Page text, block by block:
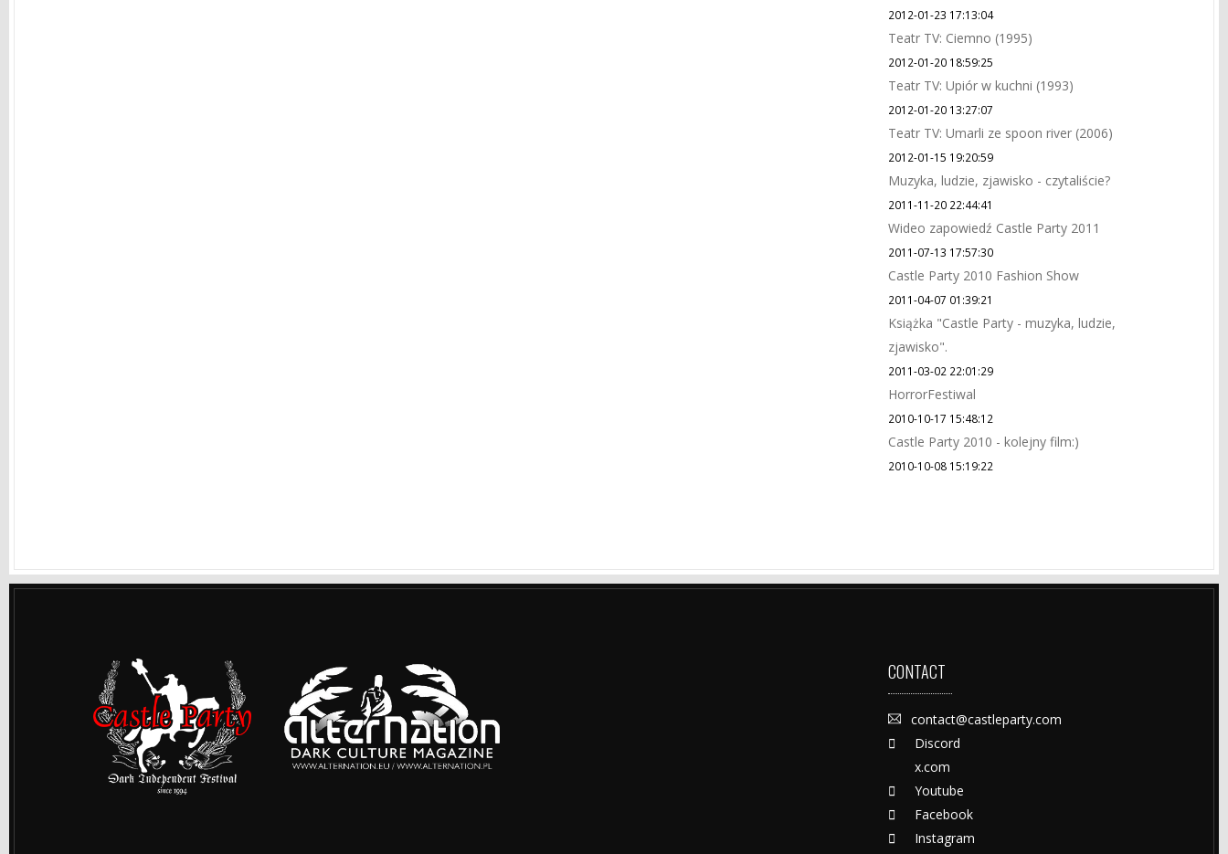
2012-01-23 17:13:04
Teatr TV: Ciemno (1995)
2012-01-20 18:59:25
Teatr TV: Upiór w kuchni (1993)
2012-01-20 13:27:07
Teatr TV: Umarli ze spoon river (2006)
2012-01-15 19:20:59
Muzyka, ludzie, zjawisko - czytaliście?
2011-11-20 22:44:41
Wideo zapowiedź Castle Party 2011
2011-07-13 17:57:30
Castle Party 2010 Fashion Show
2011-04-07 01:39:21
Książka "Castle Party - muzyka, ludzie,
zjawisko".
2011-03-02 22:01:29
HorrorFestiwal
2010-10-17 15:48:12
Castle Party 2010 - kolejny film:)
2010-10-08 15:19:22
CONTACT
contact@castleparty.com
Discord
x.com
Youtube
Facebook
Instagram